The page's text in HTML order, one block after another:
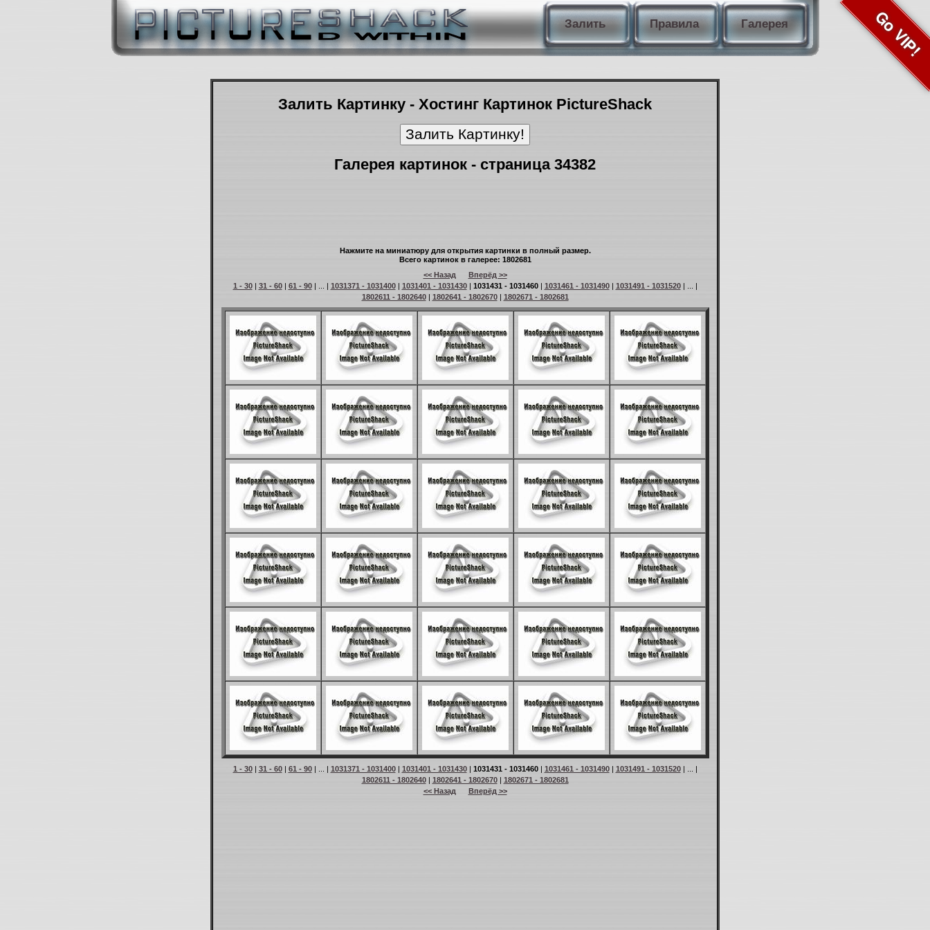
Залить Правила Галерея Go VIP!
Залить Картинку - Хостинг Картинок PictureShack
Галерея картинок - страница 34382
Нажмите на миниатюру для открытия картинки в полный размер.
Всего картинок в галерее: 1802681
<< Назад
Вперёд >>
1 - 30| 31 - 60| 61 - 90| ... | 1031371 - 1031400| 1031401 - 1031430| 1031431 - 1031460| 1031461 - 1031490| 1031491 - 1031520| ... |
1802611 - 1802640| 1802641 - 1802670| 1802671 - 1802681
1 - 30| 31 - 60| 61 - 90| ... | 1031371 - 1031400| 1031401 - 1031430| 1031431 - 1031460| 1031461 - 1031490| 1031491 - 1031520| ... |
1802611 - 1802640| 1802641 - 1802670| 1802671 - 1802681
<< Назад
Вперёд >>